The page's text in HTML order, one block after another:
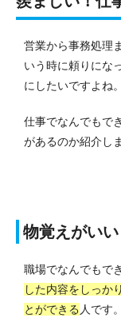
営業から事務処理
いう時に頼りにな
にしたいですよね。
仕事でなんでもで
があるのか紹介し
物覚えがいい
職場でなんでもで
した内容をしっか
とができる 人です。